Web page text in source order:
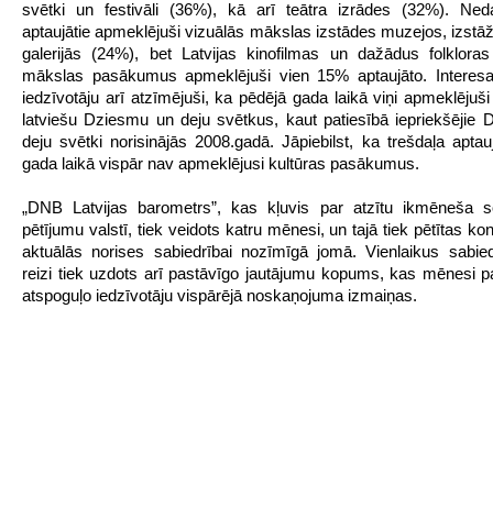
svētki un festivāli (36%), kā arī teātra izrādes (32%).
aptaujātie apmeklējuši vizuālās mākslas izstādes muzejos,
galerijās (24%), bet Latvijas kinofilmas un dažādus
mākslas pasākumus apmeklējuši vien 15% aptaujāto.
iedzīvotāju arī atzīmējuši, ka pēdējā gada laikā viņi
latviešu Dziesmu un deju svētkus, kaut patiesībā iepriekšējie
deju svētki norisinājās 2008.gadā. Jāpiebilst, ka trešdaļa
gada laikā vispār nav apmeklējusi kultūras pasākumus.
„DNB Latvijas barometrs”, kas kļuvis par atzītu ikmēneša
pētījumu valstī, tiek veidots katru mēnesi, un tajā tiek pētītas
aktuālās norises sabiedrībai nozīmīgā jomā. Vienlaikus
reizi tiek uzdots arī pastāvīgo jautājumu kopums, kas mēnesi
atspoguļo iedzīvotāju vispārējā noskaņojuma izmaiņas.